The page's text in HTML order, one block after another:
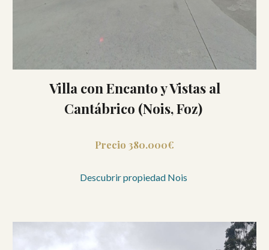
Villa con Encanto y Vistas al
Cantábrico (Nois, Foz)
Precio 380.000€
Descubrir propiedad Nois